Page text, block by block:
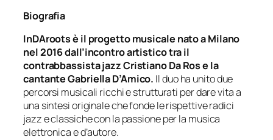
Biografia
InDAroots è il progetto musicale nato a Milano
nel 2016 dall’incontro artistico tra il
contrabbassista jazz Cristiano Da Ros e la
cantante Gabriella D’Amico. Il duo ha unito due
percorsi musicali ricchi e strutturati per dare vita a
una sintesi originale che fonde le rispettive radici
jazz e classiche con la passione per la musica
elettronica e d’autore.